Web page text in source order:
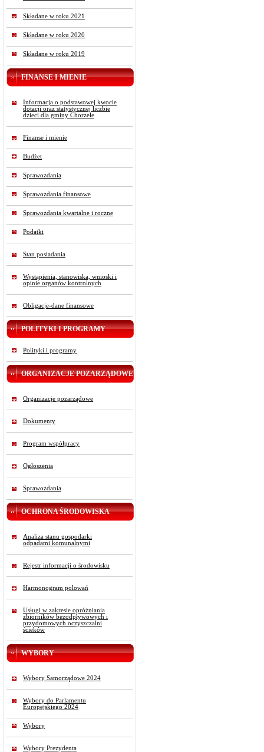
Składane w roku 2021
Składane w roku 2020
Składane w roku 2019
FINANSE I MIENIE
Informacja o podstawowej kwocie
dotacji oraz statystycznej liczbie
dzieci dla gminy Chorzele
Finanse i mienie
Budżet
Sprawozdania
Sprawozdania finansowe
Sprawozdania kwartalne i roczne
Podatki
Stan posiadania
Wystąpienia, stanowiska, wnioski i
opinie organów kontrolnych
Obligacje-dane finansowe
POLITYKI I PROGRAMY
Polityki i programy
ORGANIZACJE POZARZĄDOWE
Organizacje pozarządowe
Dokumenty
Program współpracy
Ogłoszenia
Sprawozdania
OCHRONA ŚRODOWISKA
Analiza stanu gospodarki
odpadami komunalnymi
Rejestr informacji o środowisku
Harmonogram polowań
Usługi w zakresie opróżniania
zbiorników bezodpływowych i
przydomowych oczyszczalni
ścieków
WYBORY
Wybory Samorządowe 2024
Wybory do Parlamentu
Europejskiego 2024
Wybory
Wybory Prezydenta